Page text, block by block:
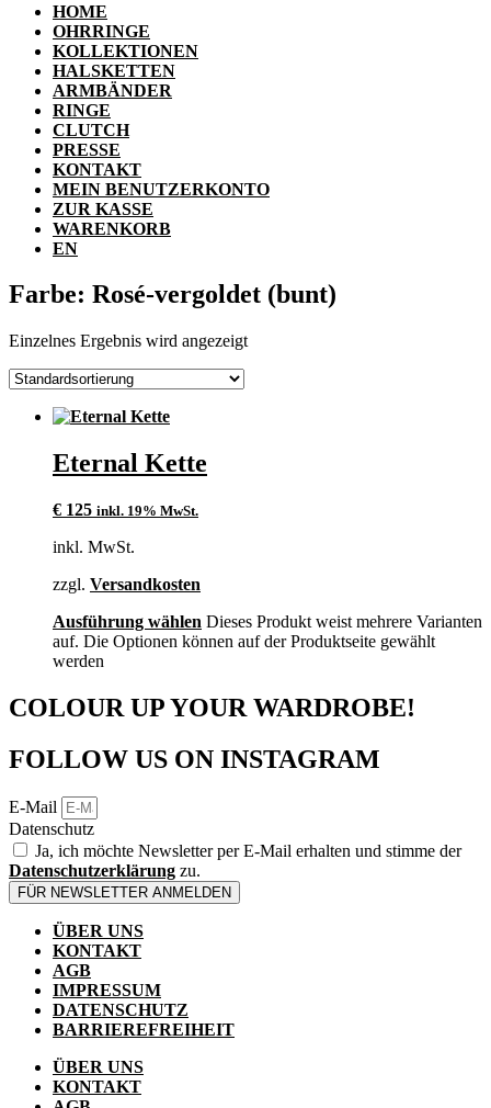
HOME
OHRRINGE
KOLLEKTIONEN
HALSKETTEN
ARMBÄNDER
RINGE
CLUTCH
PRESSE
KONTAKT
MEIN BENUTZERKONTO
ZUR KASSE
WARENKORB
EN
Farbe: Rosé-vergoldet (bunt)
Einzelnes Ergebnis wird angezeigt
Eternal Kette
€ 125 inkl. 19% MwSt.
inkl. MwSt.
zzgl. Versandkosten
Ausführung wählen Dieses Produkt weist mehrere Varianten
auf. Die Optionen können auf der Produktseite gewählt
werden
COLOUR UP YOUR WARDROBE!
FOLLOW US ON INSTAGRAM
E-Mail
Datenschutz
Ja, ich möchte Newsletter per E-Mail erhalten und stimme der
Datenschutzerklärung zu.
FÜR NEWSLETTER ANMELDEN
ÜBER UNS
KONTAKT
AGB
IMPRESSUM
DATENSCHUTZ
BARRIEREFREIHEIT
ÜBER UNS
KONTAKT